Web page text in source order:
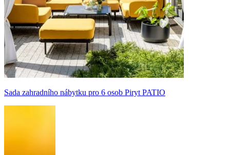
Sada zahradního nábytku pro 6 osob Piryt PATIO